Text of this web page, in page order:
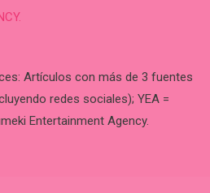
Artículos con más de 3 fuentes
redes sociales); YEA =
Entertainment Agency.